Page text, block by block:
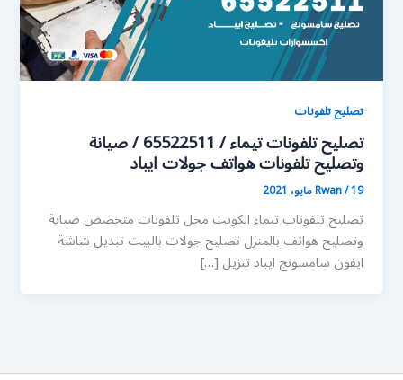
تصليح تلفونات
تصليح تلفونات تيماء / 65522511 / صيانة
وتصليح تلفونات هواتف جولات ايباد
Rwan/19 مايو، 2021
تصليح تلفونات تيماء الكويت محل تلفونات متخصص صيانة
وتصليح هواتف بالمنزل تصليح جولات بالبيت تبديل شاشة
ايفون سامسونج ايباد تنزيل […]